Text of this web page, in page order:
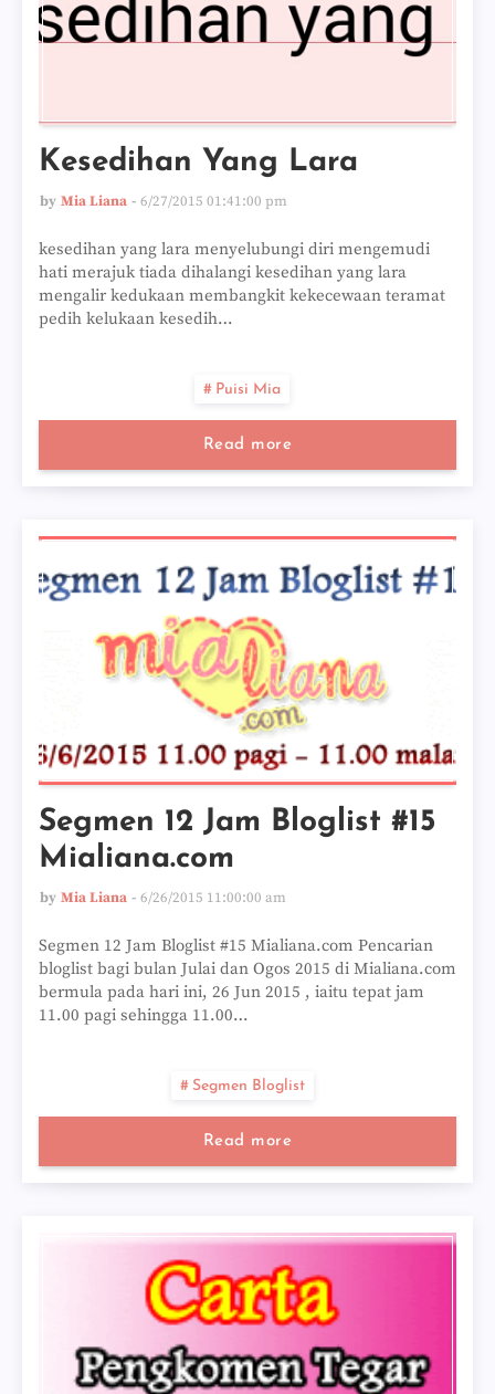
Kesedihan Yang Lara
by Mia Liana 6/27/2015 01:41:00 pm
kesedihan yang lara menyelubungi diri mengemudi
hati merajuk tiada dihalangi kesedihan yang lara
mengalir kedukaan membangkit kekecewaan teramat
pedih kelukaan kesedih…
Puisi Mia
Read more
Segmen 12 Jam Bloglist #15
Mialiana.com
by Mia Liana 6/26/2015 11:00:00 am
Segmen 12 Jam Bloglist #15 Mialiana.com Pencarian
bloglist bagi bulan Julai dan Ogos 2015 di Mialiana.com
bermula pada hari ini, 26 Jun 2015 , iaitu tepat jam
11.00 pagi sehingga 11.00…
Segmen Bloglist
Read more